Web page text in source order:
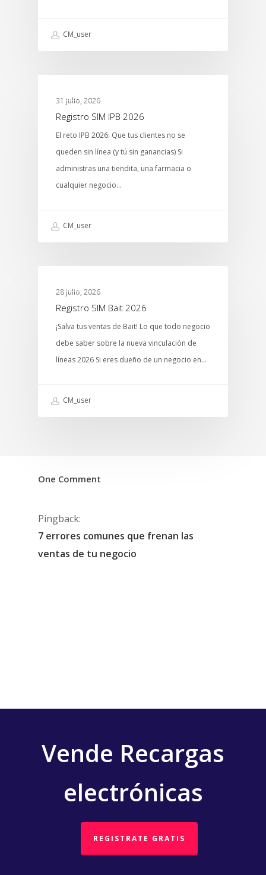
CM_user
31 julio, 2026
Registro SIM IPB 2026
El reto IPB 2026: Que tus clientes no se
queden sin línea (y tú sin ganancias) Si
administras una tiendita, una farmacia o
cualquier negocio…
CM_user
28 julio, 2026
Registro SIM Bait 2026
¡Salva tus ventas de Bait! Lo que todo negocio
debe saber sobre la nueva vinculación de
líneas 2026 Si eres dueño de un negocio en…
CM_user
One Comment
Pingback:
7 errores comunes que frenan las
ventas de tu negocio
Vende Recargas
electrónicas
REGISTRATE GRATIS